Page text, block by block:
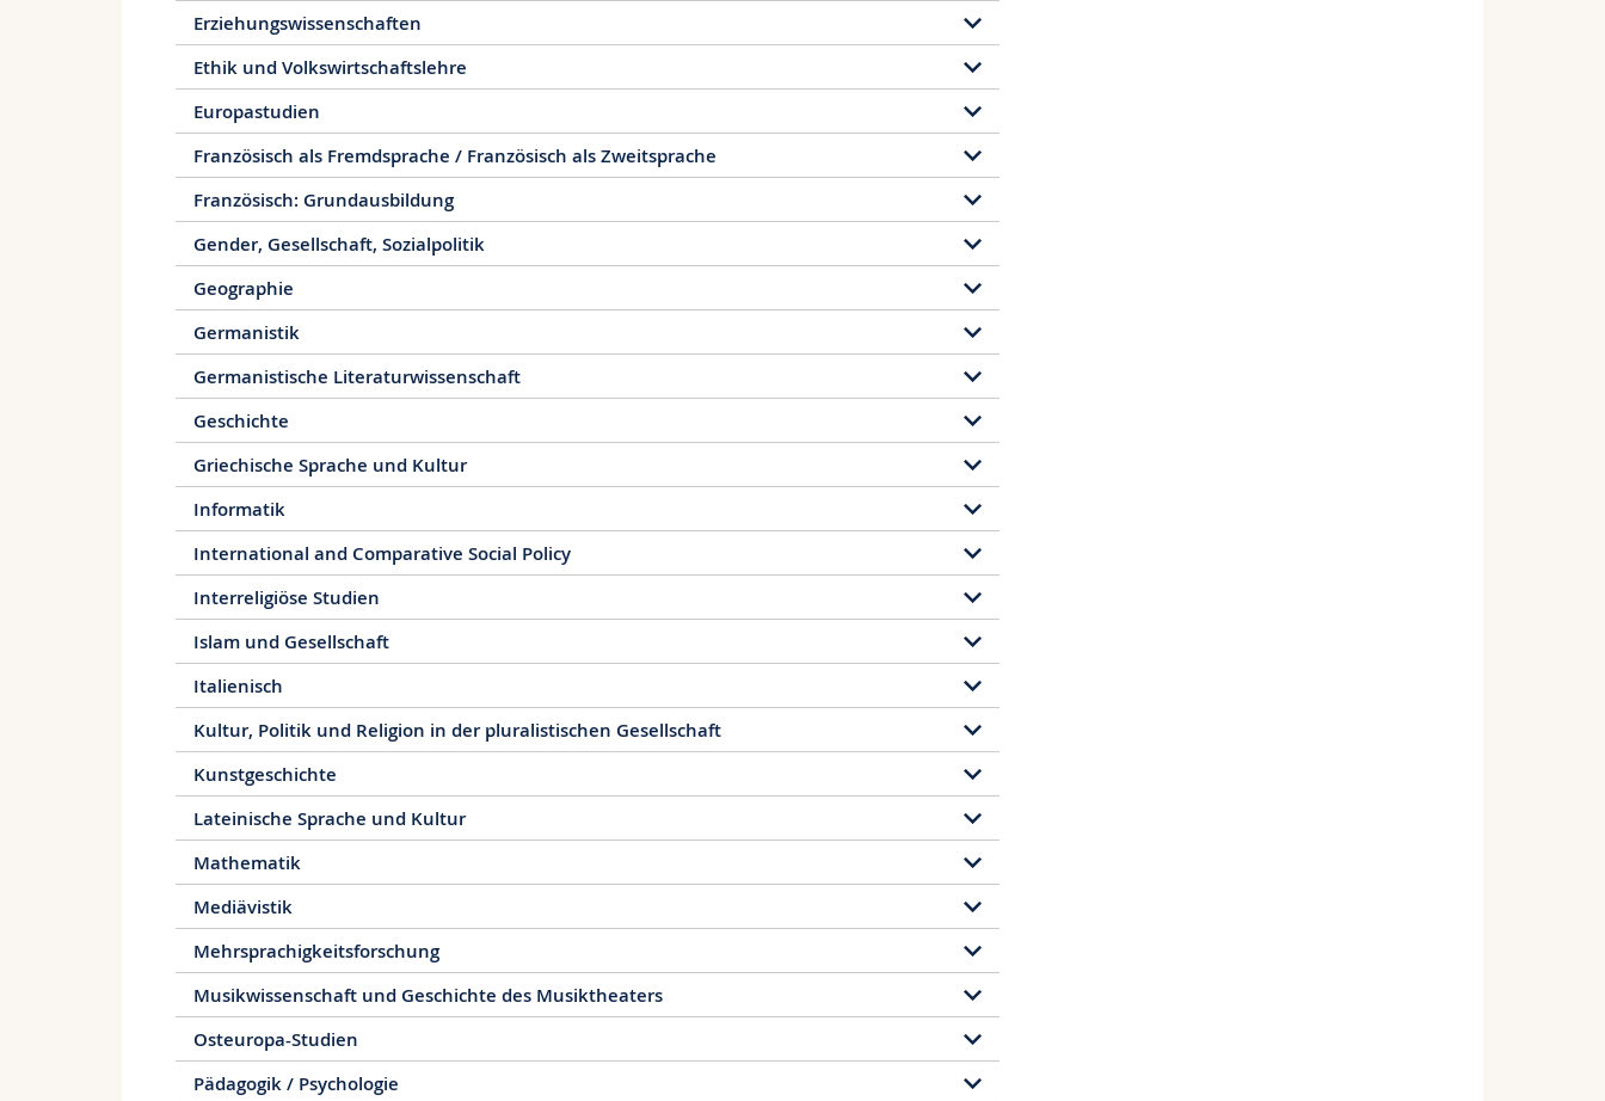
Erwachsenenbildung;
Kaderpositionen.
Erziehungswissenschaften
Ethik und Volkswirtschaftslehre
Europastudien
Französisch als Fremdsprache / Französisch als Zweitsprache
Französisch: Grundausbildung
Gender, Gesellschaft, Sozialpolitik
Geographie
Germanistik
Germanistische Literaturwissenschaft
Geschichte
Griechische Sprache und Kultur
Informatik
International and Comparative Social Policy
Interreligiöse Studien
Islam und Gesellschaft
Italienisch
Kultur, Politik und Religion in der pluralistischen Gesellschaft
Kunstgeschichte
Lateinische Sprache und Kultur
Mathematik
Mediävistik
Mehrsprachigkeitsforschung
Musikwissenschaft und Geschichte des Musiktheaters
Osteuropa-Studien
Pädagogik / Psychologie